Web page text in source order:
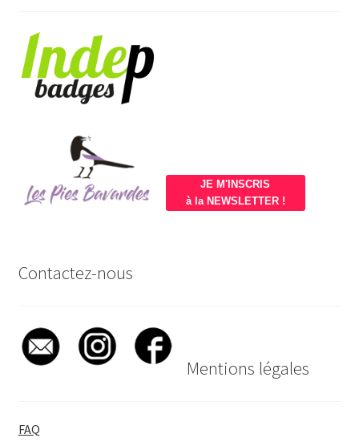
JE M'INSCRIS
à la NEWSLETTER !
Contactez-nous
Mentions légales
FAQ